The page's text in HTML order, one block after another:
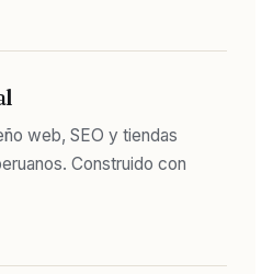
web, SEO y tiendas
Construido con